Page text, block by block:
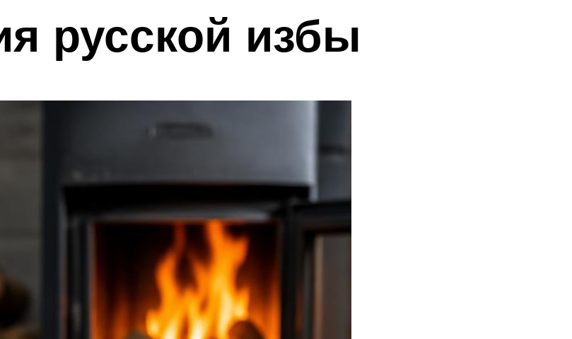
русской избы